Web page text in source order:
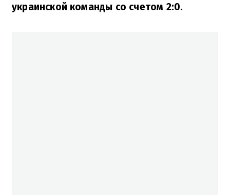
украинской команды со счетом 2:0.